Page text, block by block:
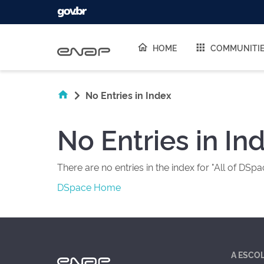
HOME
No Entries in Index
No Entries in
There are no entries in the index for "All of
DSpace Home
A